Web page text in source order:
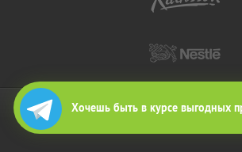
Хочешь быть в курсе выгодных
2010-2026 ©
Все права на